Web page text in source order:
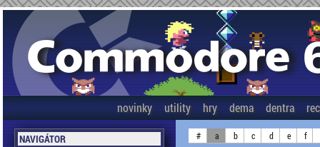
novinky utility hry dema dentra
NAVIGÁTOR # a b c d e f